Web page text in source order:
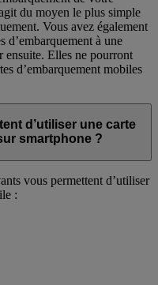
du moyen le plus simple
Vous avez également
d’embarquement à une
ensuite. Elles ne pourront
d’embarquement mobiles
d’utiliser une carte
smartphone ?
vous permettent d’utiliser
: